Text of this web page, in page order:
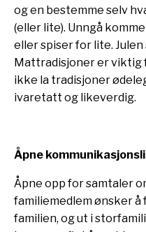
og en bestemme selv
(eller lite). Unngå
eller spiser for lite.
Mattradisjoner er viktig
ikke la tradisjoner
ivaretatt og likeverdig.
Åpne
Åpne opp for samtaler
familiemedlem ønsker å
familien, og ut i